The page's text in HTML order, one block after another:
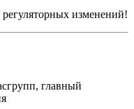
изменений!
главный